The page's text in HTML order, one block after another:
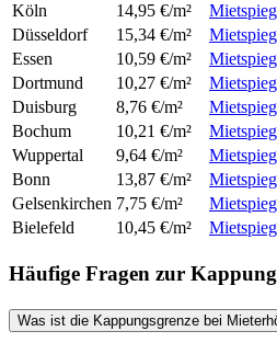
Köln
14,95 €/m²
Düsseldorf
15,34 €/m²
Essen
10,59 €/m²
Dortmund
10,27 €/m²
Duisburg
8,76 €/m²
Bochum
10,21 €/m²
Wuppertal
9,64 €/m²
Bonn
13,87 €/m²
Gelsenkirchen 7,75 €/m²
Bielefeld
10,45 €/m²
Häufige Fragen zur
Was ist die Kappungsgrenze bei